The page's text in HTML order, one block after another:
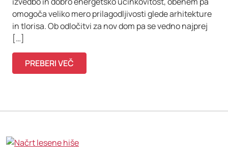
omogoča veliko mero prilagodljivosti glede arhitekture
in tlorisa. Ob odločitvi za nov dom pa se vedno najprej
[…]
PREBERI VEČ